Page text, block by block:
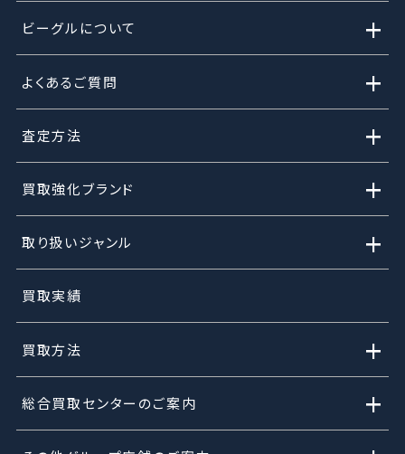
ビーグルについて +
よくあるご質問 +
査定方法 +
買取強化ブランド +
取り扱いジャンル +
買取実績
買取方法 +
総合買取センターのご案内 +